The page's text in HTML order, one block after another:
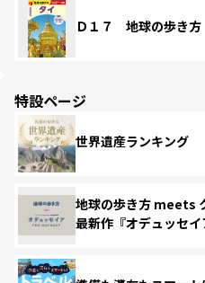
Ｄ１７ 地球の歩き
特設ページ
世界遺産ランキング
地球の歩き方 meets
最新作『オデュッセイ